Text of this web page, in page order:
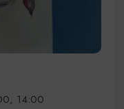
14:00